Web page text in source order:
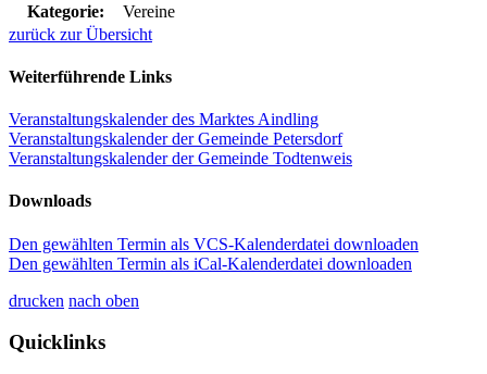
Kategorie:
Vereine
zurück zur Übersicht
Weiterführende Links
Veranstaltungskalender des Marktes Aindling
Veranstaltungskalender der Gemeinde Petersdorf
Veranstaltungskalender der Gemeinde Todtenweis
Downloads
Den gewählten Termin als VCS-Kalenderdatei downloaden
Den gewählten Termin als iCal-Kalenderdatei downloaden
drucken nach oben
Quicklinks